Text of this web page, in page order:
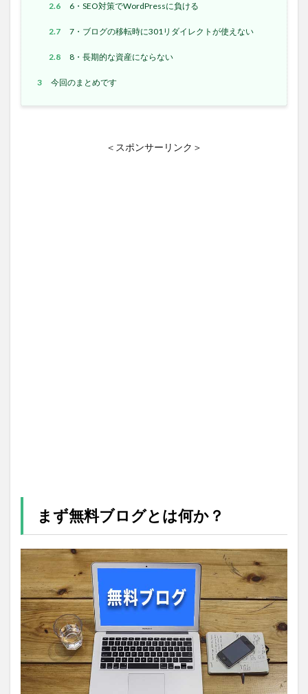
2.6 6・SEO対策でWordPressに負ける
2.7 7・ブログの移転時に301リダイレクトが使えない
2.8 8・長期的な資産にならない
3 今回のまとめです
＜スポンサーリンク＞
まず無料ブログとは何か？